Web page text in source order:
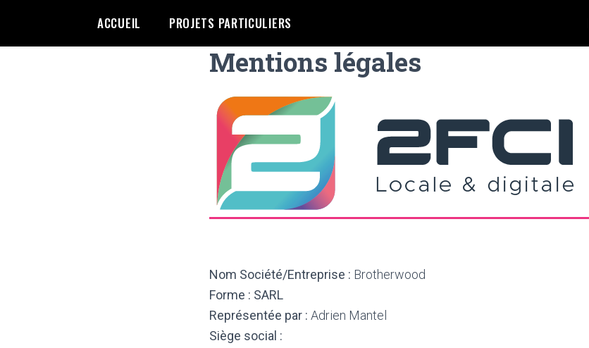
ACCUEIL PROJETS PARTICULIERS
Mentions légales
Nom Société/Entreprise : Brotherwood
Forme : SARL
Représentée par : Adrien Mantel
Siège social :